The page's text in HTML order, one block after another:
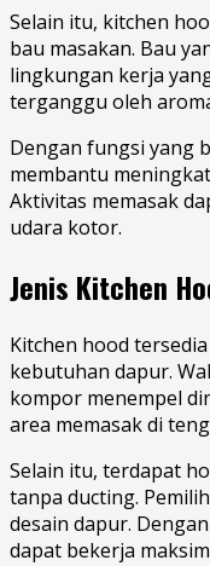
Selain itu, kitchen
bau masakan. Bau
lingkungan kerja
terganggu oleh
Dengan fungsi yang
membantu
Aktivitas memasak
udara kotor.
Jenis Kitchen
Kitchen hood
kebutuhan dapur.
kompor menempel
area memasak di
Selain itu, terdapat
tanpa ducting.
desain dapur.
dapat bekerja